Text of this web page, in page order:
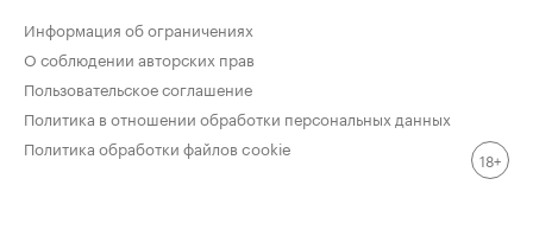
Информация об ограничениях
О соблюдении авторских прав
Пользовательское соглашение
Политика в отношении обработки персональных данных
Политика обработки файлов cookie
18+